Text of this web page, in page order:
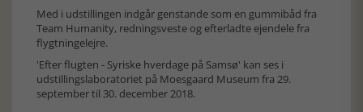
Med i udstillingen indgår genstande som en gummibåd fra
Team Humanity, redningsveste og efterladte ejendele fra
flygtningelejre.
'Efter flugten - Syriske hverdage på Samsø' kan ses i
udstillingslaboratoriet på Moesgaard Museum fra 29.
september til 30. december 2018.